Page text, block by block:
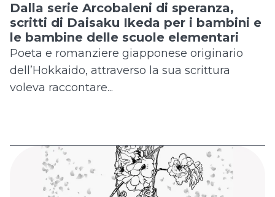
Dalla serie Arcobaleni di speranza,
scritti di Daisaku Ikeda per i bambini e
le bambine delle scuole elementari
Poeta e romanziere giapponese originario
dell’Hokkaido, attraverso la sua scrittura
voleva raccontare...